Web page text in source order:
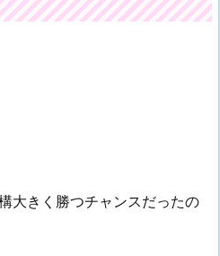
大きく勝つチャンスだったの